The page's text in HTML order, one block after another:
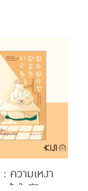
ซึ่งมีรากมาจากคำว่า
ฟน ๆ เลยเรียกวงนี้กันสั้น ๆ
Stand By You ภาพ:
ความหมายที่ลึกซึ้งไว้ว่า
ฟนเพลง แม้ในวันที่พวกเขา
เส้นทางก่อนจะมาเป็น
ความเหงา